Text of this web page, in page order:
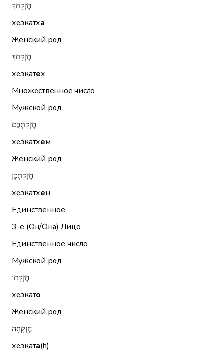
חֶזְקָתְךָ
хезкатха
Женский род
חֶזְקָתֵךְ
хезкатех
Множественное число
Мужской род
חֶזְקַתְכֶם
хезкатхем
Женский род
חֶזְקַתְכֶן
хезкатхен
Единственное
3-е (Он/Она) Лицо
Единственное число
Мужской род
חֶזְקָתוֹ
хезкато
Женский род
חֶזְקָתָהּ
хезката(h)